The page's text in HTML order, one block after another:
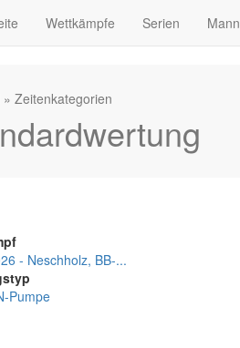
Wettkämpfe Serien
» Zeitenkategorien
- Neschholz, BB-...
Pumpe